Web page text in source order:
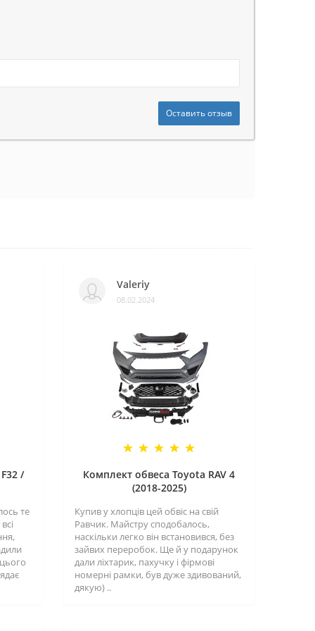
Оставить отзыв
/
те
Valeriy
08.02.2024
Комплект обвеса Toyota RAV 4
(2018-2025)
Купив у хлопців цей обвіс на свій
Равчик. Майстру сподобалось,
наскільки легко він встановився, без
зайвих переробок. Ще й у подарунок
дали ліхтарик, пахучку і фірмові
номерні рамки, був дуже здивований,
дякую) ..